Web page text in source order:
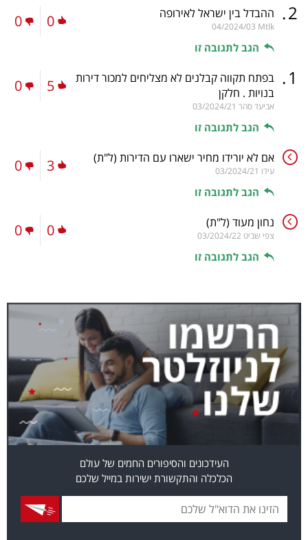
2
. ההבדל בין ישראל לאירופה
Mtlk
04/2024/03
הגב לתגובה זו
0
0
1
. בפתח תקווה קבלנים לא מצליחים למכור דירות
בנויות . חלקן
אביעד סהר 03/2024/21
הגב לתגובה זו
5
0
אם לא יורידו מחיר ישארו עם הדירות (ל"ת)
עידו 03/2024/21
הגב לתגובה זו
3
0
נחון מעוד (ל"ת)
צפי שביט 03/2024/22
הגב לתגובה זו
0
0
העידכונים והסיפורים החמים של עולם
הכלכלה והתקשורת ישירות במייל שלכם